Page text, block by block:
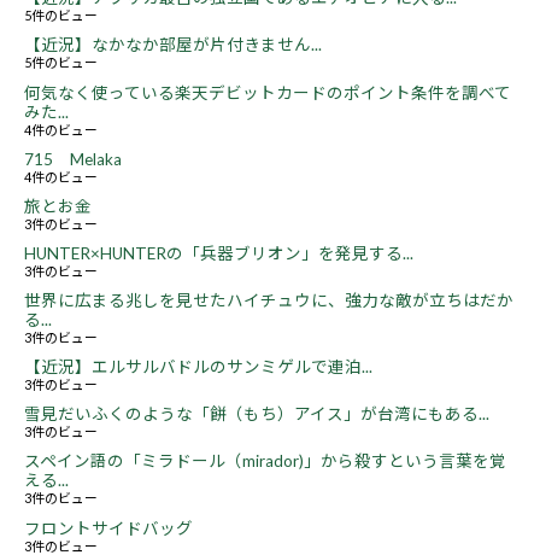
5件のビュー
【近況】なかなか部屋が片付きません...
5件のビュー
何気なく使っている楽天デビットカードのポイント条件を調べて
みた...
4件のビュー
715 Melaka
4件のビュー
旅とお金
3件のビュー
HUNTER×HUNTERの「兵器ブリオン」を発見する...
3件のビュー
世界に広まる兆しを見せたハイチュウに、強力な敵が立ちはだか
る...
3件のビュー
【近況】エルサルバドルのサンミゲルで連泊...
3件のビュー
雪見だいふくのような「餅（もち）アイス」が台湾にもある...
3件のビュー
スペイン語の「ミラドール（mirador)」から殺すという言葉を覚
える...
3件のビュー
フロントサイドバッグ
3件のビュー